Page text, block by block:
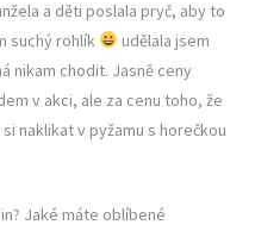
a děti poslala pryč, aby to
suchý rohlík
udělala jsem
nikam chodit. Jasně ceny
v akci, ale za cenu toho, že
naklikat v pyžamu s horečkou
Jaké máte oblíbené